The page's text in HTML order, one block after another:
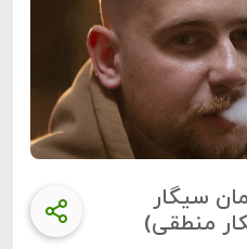
سیگار
منطقی)